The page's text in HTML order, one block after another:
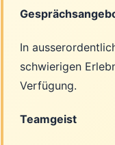
In
schwierigen
Verfügung.
Teamgeist